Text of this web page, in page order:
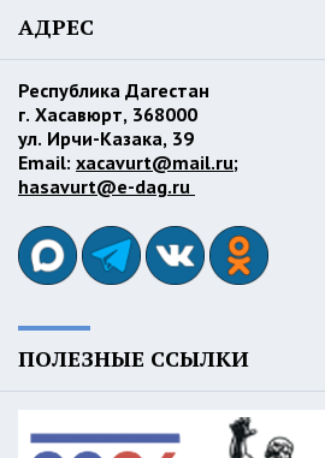
АДРЕС
Республика Дагестан
г. Хасавюрт, 368000
ул. Ирчи-Казака, 39
Email: xacavurt@mail.ru;
hasavurt@e-dag.ru
ПОЛЕЗНЫЕ ССЫЛКИ